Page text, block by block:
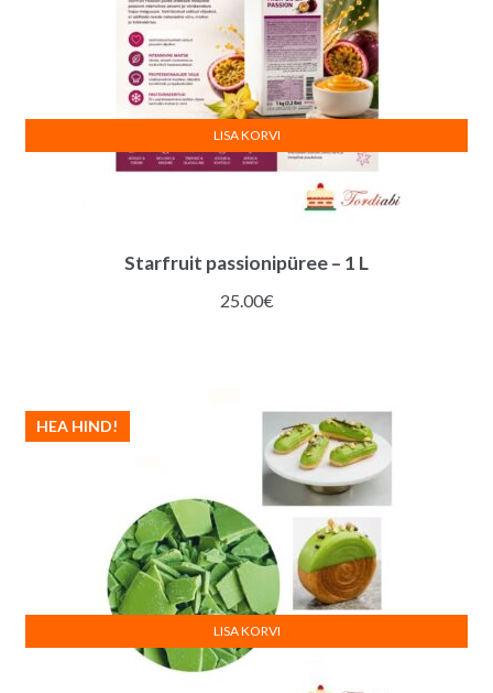
Starfruit passionipüree – 1 L
25.00€
LISA KORVI
HEA HIND!
LISA KORVI